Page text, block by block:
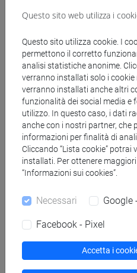
Corsi di studio e
[EM3] ECONOMIA E
DELLE ATTIVITÀ
magistrale (DM270)
economia e gestione
[FM4] FILOLOGIA E
Laurea magistrale
medievale-
[FM7] STORIA DAL
CONTEMPORANEA -
percorso comune
[FM9] STORIA DELLE
medievale e bizantino/
Questo sito web utilizza i
Questo sito utilizza cookie. I
permettono il corretto
analisi statistiche anonime.
verranno installati solo i cookie
verranno installati anche altri
funzionalità dei social media
utilizzo. In questo caso, i dati
anche con i nostri partner, che
informazioni per finalità di
Cliccando “Lista cookie”
installati. Per ottenere
“Informazioni sui cookies”.
Necessari Google
Facebook - Pixel
Accetta i